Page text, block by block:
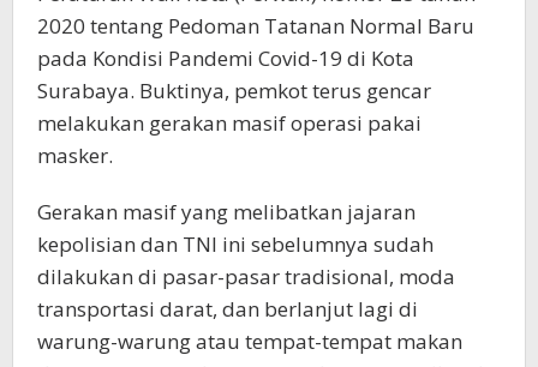
2020 tentang Pedoman Tatanan Normal Baru
pada Kondisi Pandemi Covid-19 di Kota
Surabaya. Buktinya, pemkot terus gencar
melakukan gerakan masif operasi pakai
masker.
Gerakan masif yang melibatkan jajaran
kepolisian dan TNI ini sebelumnya sudah
dilakukan di pasar-pasar tradisional, moda
transportasi darat, dan berlanjut lagi di
warung-warung atau tempat-tempat makan